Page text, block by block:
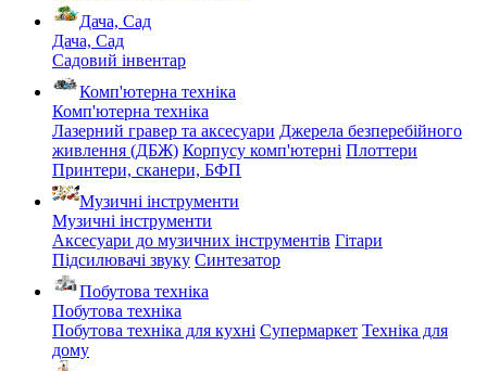
Дача, Сад
Дача, Сад
Садовий інвентар
Комп'ютерна техніка
Комп'ютерна техніка
Лазерний гравер та аксесуари Джерела безперебійного
живлення (ДБЖ) Корпусу комп'ютерні Плоттери
Принтери, сканери, БФП
Музичні інструменти
Музичні інструменти
Аксесуари до музичних інструментів Гітари
Підсилювачі звуку Синтезатор
Побутова техніка
Побутова техніка
Побутова техніка для кухні Супермаркет Техніка для
дому